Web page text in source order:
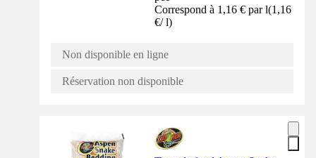
Correspond à 1,16 € par l(1,16
€/ l)
Non disponible en ligne
Réservation non disponible